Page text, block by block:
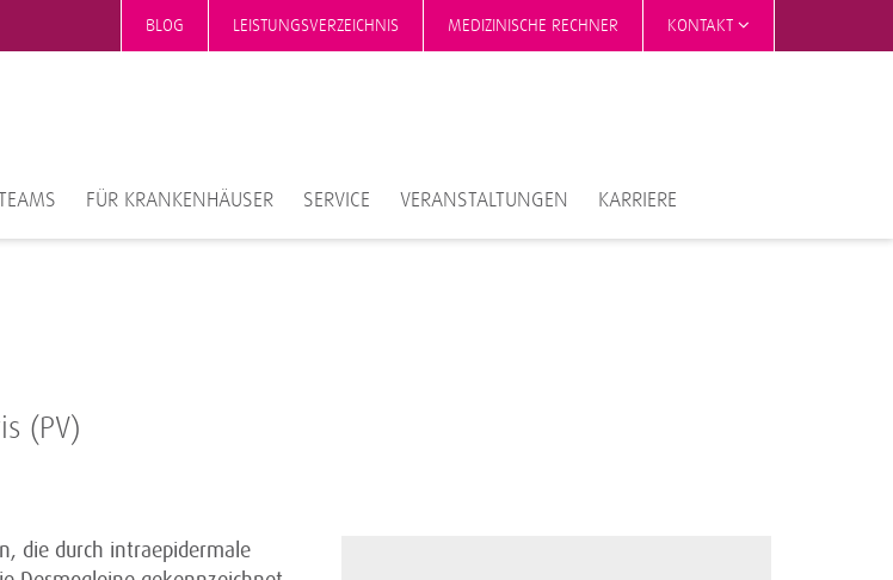
BLOG LEISTUNGSVERZEICHNIS MEDIZINISCHE RECHNER KONTAKT
FÜR KRANKENHÄUSER SERVICE VERANSTALTUNGEN KARRIERE
(PV)
die durch intraepidermale